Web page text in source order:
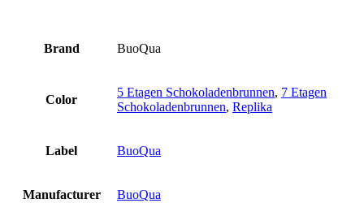
Brand BuoQua
Color
5 Etagen Schokoladenbrunnen, 7 Etagen
Schokoladenbrunnen, Replika
Label BuoQua
Manufacturer BuoQua